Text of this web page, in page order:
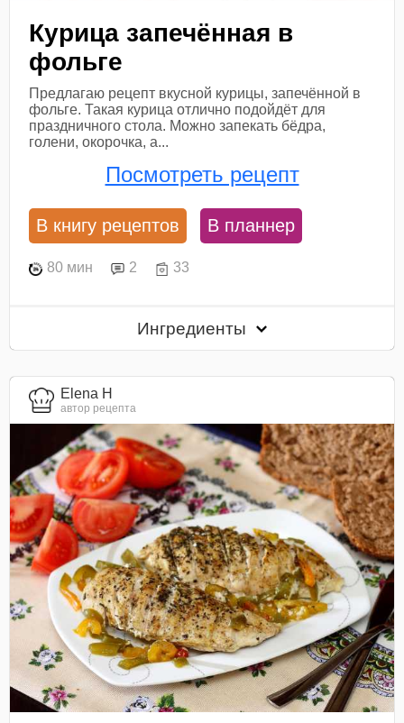
Курица запечённая в
фольге
Предлагаю рецепт вкусной курицы, запечённой в
фольге. Такая курица отлично подойдёт для
праздничного стола. Можно запекать бёдра,
голени, окорочка, а...
Посмотреть рецепт
В книгу рецептов В планнер
80 мин 2 33
Ингредиенты
Elena H
автор рецепта